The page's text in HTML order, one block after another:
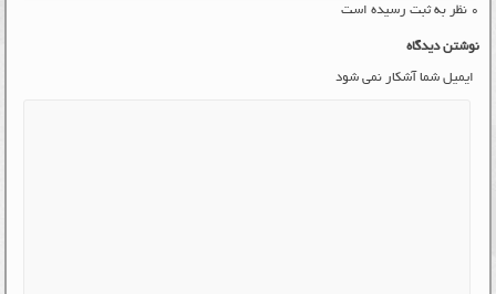
۰ نظر به ثبت رسیده است
نوشتن دیدگاه
ایمیل شما آشکار نمی شود